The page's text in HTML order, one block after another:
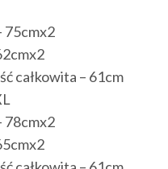
75cmx2
całkowita – 61cm
78cmx2